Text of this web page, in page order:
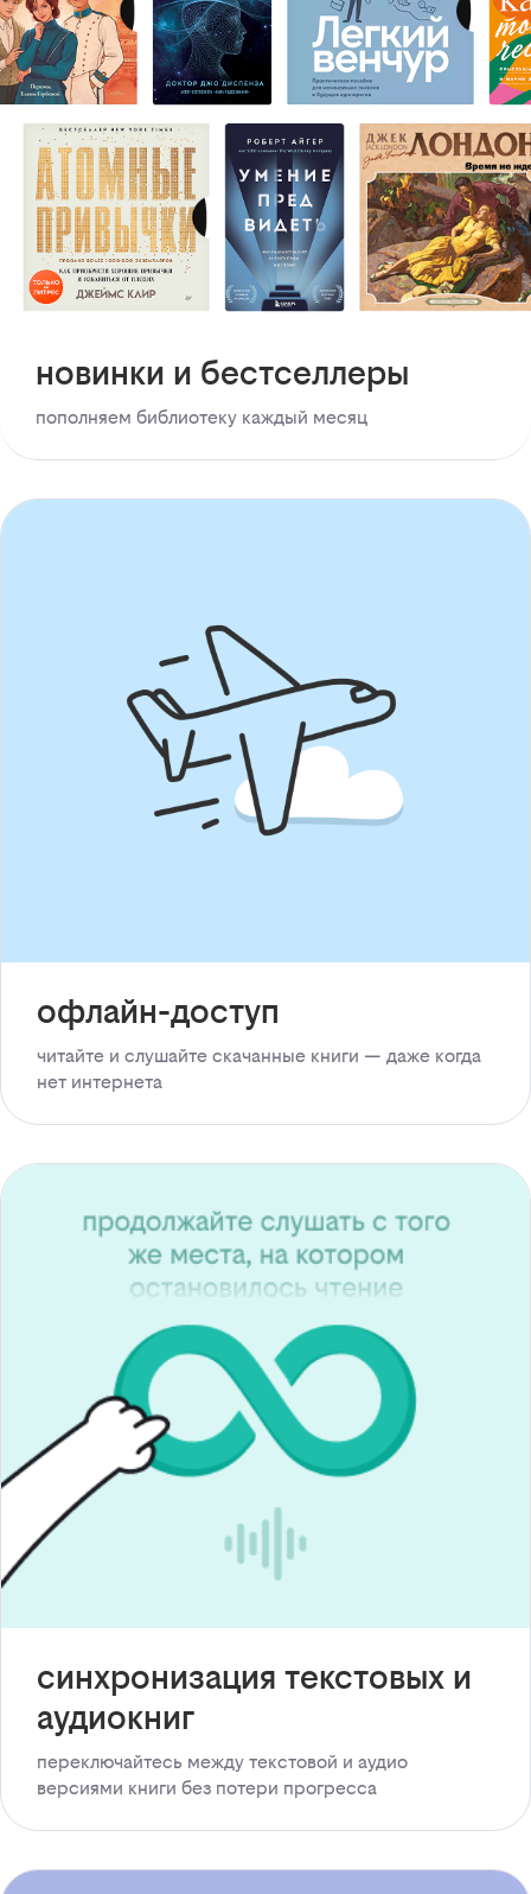
новинки и бестселлеры
пополняем библиотеку каждый месяц
офлайн-доступ
читайте и слушайте скачанные книги — даже когда
нет интернета
синхронизация текстовых и
аудиокниг
переключайтесь между текстовой и аудио
версиями книги без потери прогресса